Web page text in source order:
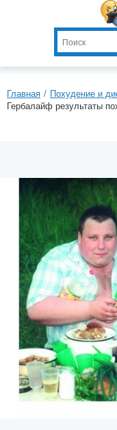
Главная / Похудение и
Гербалайф результаты